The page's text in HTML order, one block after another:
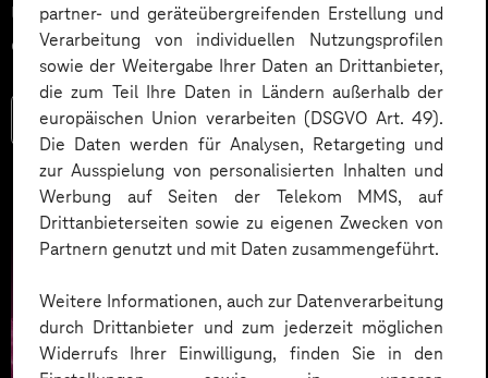
partner- und geräteübergreifenden Erstellung und
Verarbeitung von individuellen Nutzungsprofilen
sowie der Weitergabe Ihrer Daten an Drittanbieter,
die zum Teil Ihre Daten in Ländern außerhalb der
europäischen Union verarbeiten (DSGVO Art. 49).
Die Daten werden für Analysen, Retargeting und
zur Ausspielung von personalisierten Inhalten und
Werbung auf Seiten der Telekom MMS, auf
Drittanbieterseiten sowie zu eigenen Zwecken von
Partnern genutzt und mit Daten zusammengeführt.
Weitere Informationen, auch zur Datenverarbeitung
durch Drittanbieter und zum jederzeit möglichen
Widerrufs Ihrer Einwilligung, finden Sie in den
Unternehmen Microsoft KI-Agenten produktiv
einsetzen – und welchen Mehrwert sie dabei schaffen.
Mehr lesen